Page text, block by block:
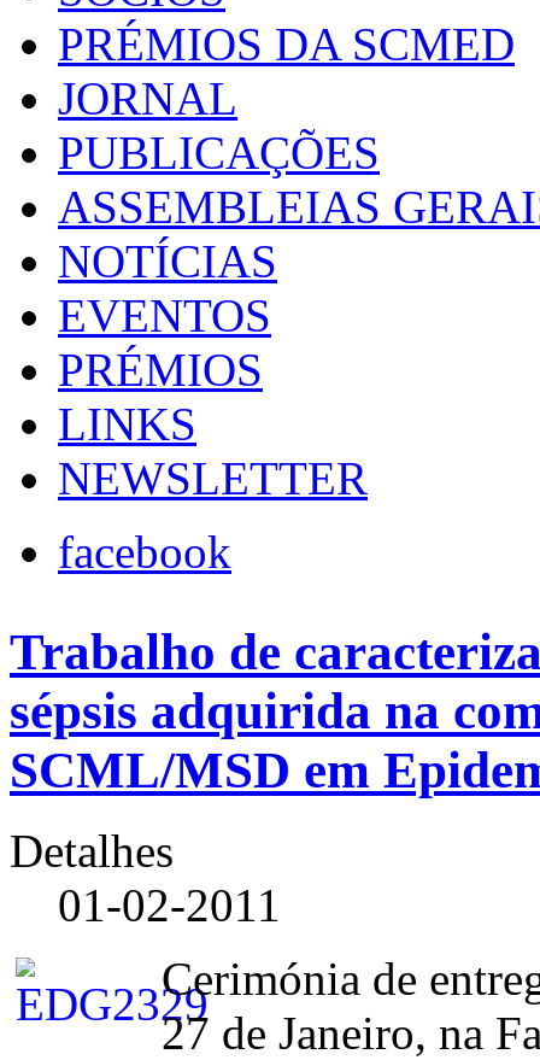
PRÉMIOS DA SCMED
JORNAL
PUBLICAÇÕES
ASSEMBLEIAS
NOTÍCIAS
EVENTOS
PRÉMIOS
LINKS
NEWSLETTER
facebook
Trabalho de
sépsis adquirida na
SCML/MSD em
Detalhes
01-02-2011
Cerimónia de
27 de Janeiro, na